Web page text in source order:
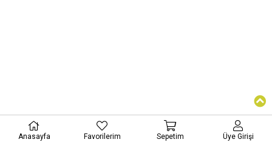
Anasayfa Favorilerim Sepetim Üye Girişi